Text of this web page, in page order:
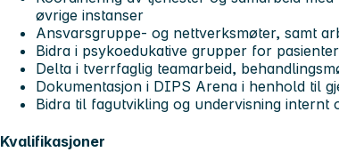
øvrige instanser
Ansvarsgruppe- og nettverksmøter, samt
Bidra i psykoedukative grupper for
Delta i tverrfaglig teamarbeid,
Dokumentasjon i DIPS Arena i henhold til
Bidra til fagutvikling og undervisning internt
Kvalifikasjoner